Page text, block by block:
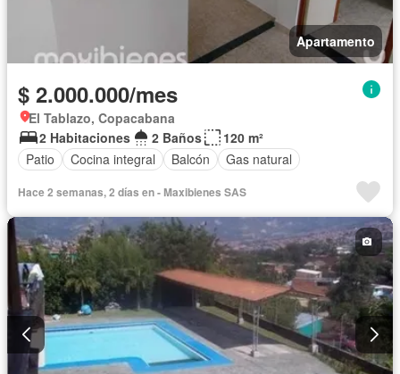
Apartamento
$ 2.000.000/mes
El Tablazo, Copacabana
2 Habitaciones
2 Baños
120 m²
Patio
Cocina integral Balcón Gas natural
Hace 2 semanas, 2 días en - Maxibienes SAS